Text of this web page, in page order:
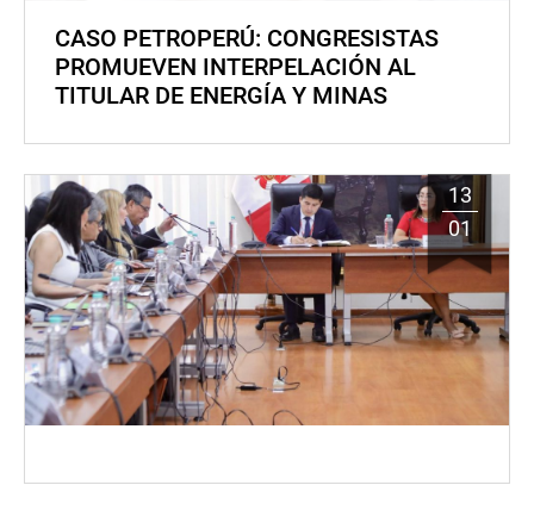
CASO PETROPERÚ: CONGRESISTAS
PROMUEVEN INTERPELACIÓN AL
TITULAR DE ENERGÍA Y MINAS
13
01